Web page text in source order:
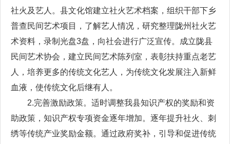
社火及艺人。县文化馆建立社火艺术档案，组织干部下乡
普查民间艺术项目，了解艺人情况，研究整理陇州社火艺
术资料，录制光盘3盘，向社会进行广泛宣传。成立陇县
民间艺术协会，建立民间艺术陈列室，表彰扶持重点老艺
人，培养更多的传统文化艺人，为传统文化发展注入新鲜
血液，使传统文化后继有人。
2.完善激励政策。适时调整我县知识产权的奖励和资
助政策，知识产权专项资金逐年增加。逐年提升社火、刺
绣等传统产业奖励金额。通过政府奖补，引导和促进传统